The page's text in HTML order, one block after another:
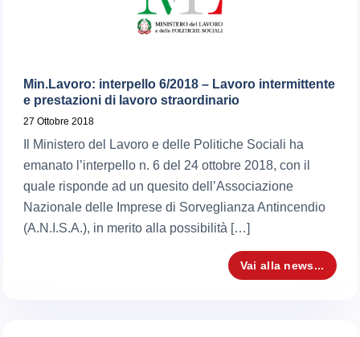
Min.Lavoro: interpello 6/2018 – Lavoro intermittente
e prestazioni di lavoro straordinario
27 Ottobre 2018
Il Ministero del Lavoro e delle Politiche Sociali ha
emanato l’interpello n. 6 del 24 ottobre 2018, con il
quale risponde ad un quesito dell’Associazione
Nazionale delle Imprese di Sorveglianza Antincendio
(A.N.I.S.A.), in merito alla possibilità […]
Vai alla news...